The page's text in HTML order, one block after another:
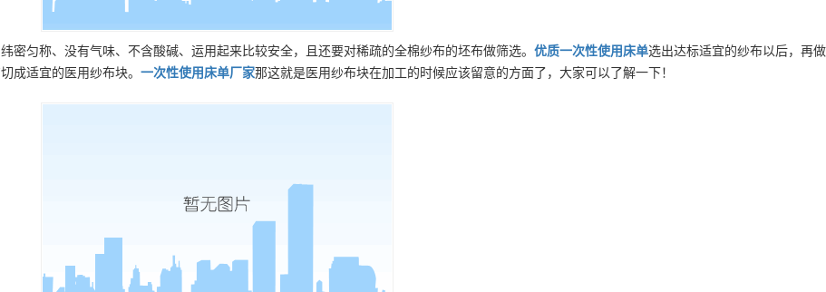
密匀称、没有气味、不含酸碱、运用起来比较安全，且还要对稀疏的全棉纱布的坯布做筛选。 优质一次性使用床单选出达标适宜的纱布以后，再做
成适宜的医用纱布块。 一次性使用床单厂家那这就是医用纱布块在加工的时候应该留意的方面了，大家可以了解一下！